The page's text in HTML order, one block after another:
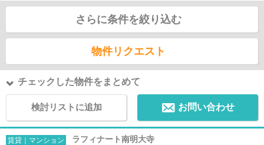
さらに条件を絞り込む
物件リクエスト
チェックした物件をまとめて
検討リストに追加 お問い合わせ
賃貸｜マンション ラフィナート南明大寺